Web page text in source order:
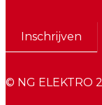
Inschrijven
© NG ELEKTRO